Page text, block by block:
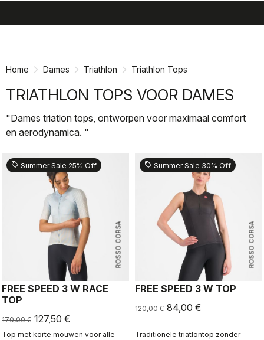
Home Dames Triathlon Triathlon Tops
TRIATHLON TOPS VOOR DAMES
"Dames triatlon tops, ontworpen voor maximaal comfort
en aerodynamica. "
ROSSO CORSA
sell Summer Sale 25% Off
FREE SPEED 3 W RACE
TOP
170,00 € 127,50 €
Top met korte mouwen voor alle
ROSSO CORSA
sell Summer Sale 30% Off
FREE SPEED 3 W TOP
120,00 € 84,00 €
Traditionele triatlontop zonder